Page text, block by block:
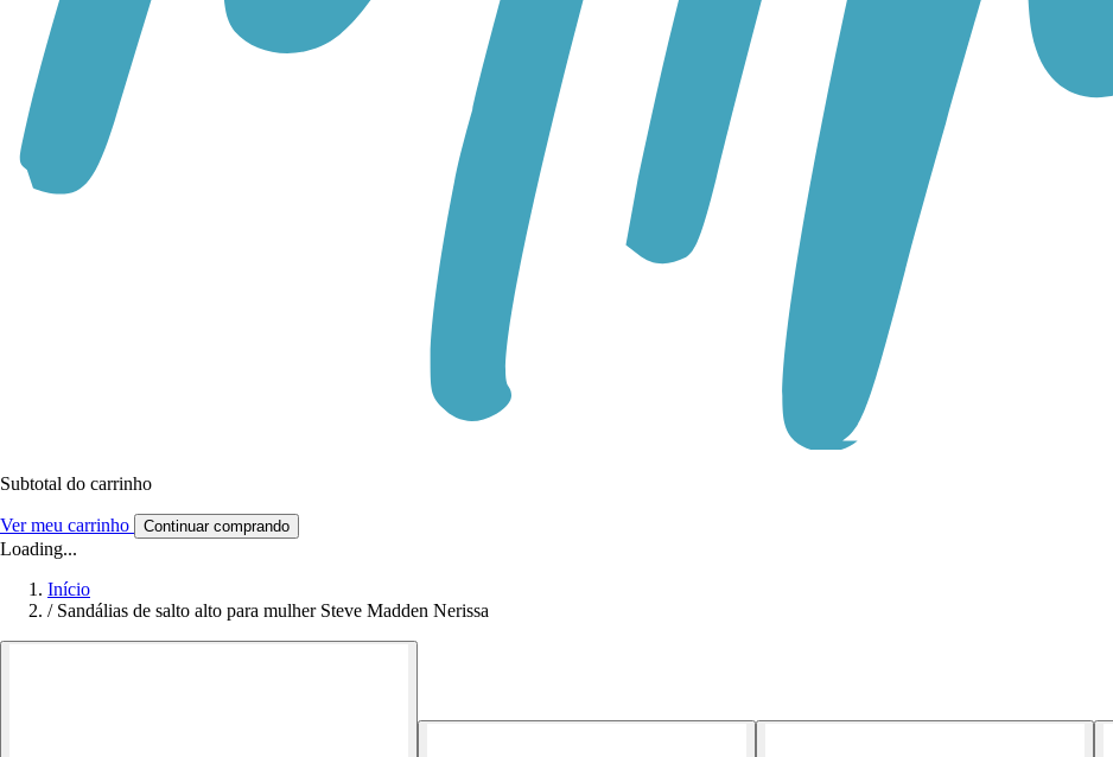
Subtotal do carrinho
Ver meu carrinho Continuar comprando
Loading...
Início
/ Sandálias de salto alto para mulher Steve Madden Nerissa